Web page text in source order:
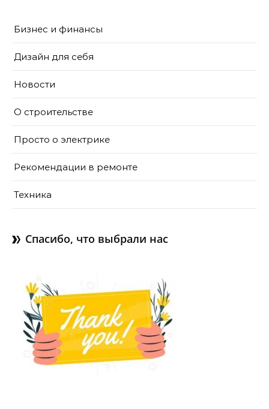
Бизнес и финансы
Дизайн для себя
Новости
О строительстве
Просто о электрике
Рекомендации в ремонте
Техника
Спасибо, что выбрали нас